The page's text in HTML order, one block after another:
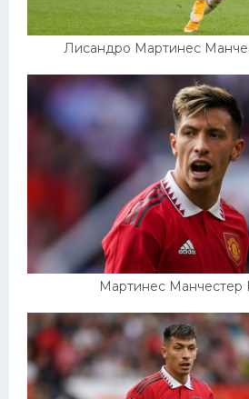
Лисандро Мартинес
Мартинес